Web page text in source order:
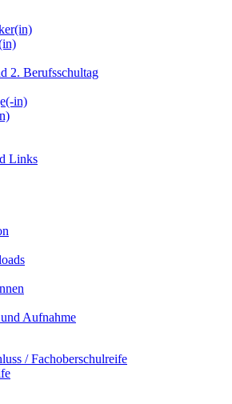
2. Berufsschultag
in)
Links
Aufnahme
/ Fachoberschulreife